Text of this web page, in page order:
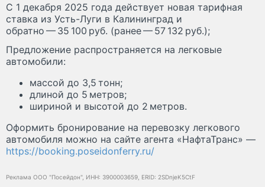
С 1 декабря 2025 года действует новая тарифная
ставка из Усть-Луги в Калининград и
обратно — 35 100 руб. (ранее — 57 132 руб.);
Предложение распространяется на легковые
автомобили:
массой до 3,5 тонн;
длиной до 5 метров;
шириной и высотой до 2 метров.
Оформить бронирование на перевозку легкового
автомобиля можно на сайте агента «НафтаТранс» —
https://booking.poseidonferry.ru/
Реклама ООО "Посейдон", ИНН: 3900003659, ERID: 2SDnjeK5CtF